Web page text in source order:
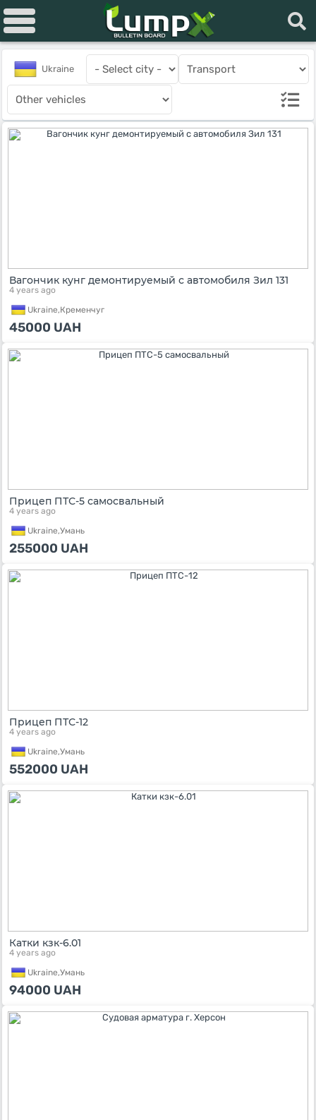
Ukraine
Вагончик кунг демонтируемый с автомобиля Зил 131
4 years ago
Ukraine,Кременчуг
45000 UAH
Прицеп ПТС-5 самосвальный
4 years ago
Ukraine,Умань
255000 UAH
Прицеп ПТС-12
4 years ago
Ukraine,Умань
552000 UAH
Катки кзк-6.01
4 years ago
Ukraine,Умань
94000 UAH